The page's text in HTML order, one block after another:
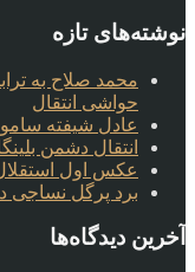
نوشته‌های تازه
محمد صلاح به
حواشی انتقال
عادل شیفته
انتقال دشمن
عکس اول
برد پرگل نساجی
آخرین دیدگاه‌ها